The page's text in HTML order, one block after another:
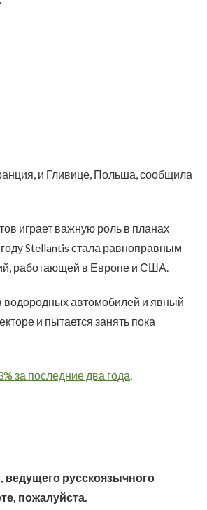
и Гливице, Польша, сообщила
играет важную роль в планах
Stellantis стала равноправным
работающей в Европе и США.
водородных автомобилей и явный
и пытается занять пока
за последние два года
ведущего русскоязычного
пожалуйста.